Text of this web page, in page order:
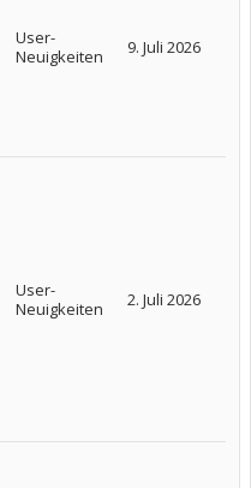
User-
Neuigkeiten
9. Juli 2026
User-
Neuigkeiten
2. Juli 2026